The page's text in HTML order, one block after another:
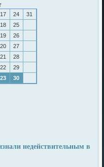
17 24
31
18
25
19
26
20
27
21
28
22
29
23 30
недействительным в